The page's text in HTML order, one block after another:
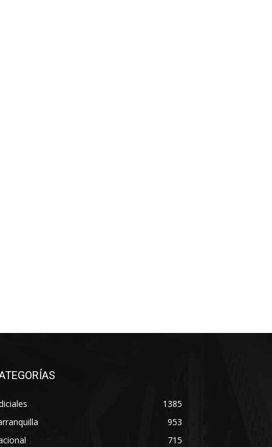
1385
953
715